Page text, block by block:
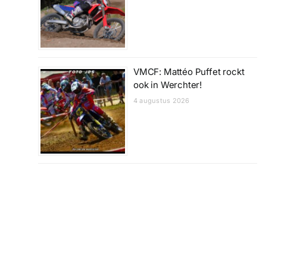
VMCF: Mattéo Puffet rockt
ook in Werchter!
4 augustus 2026